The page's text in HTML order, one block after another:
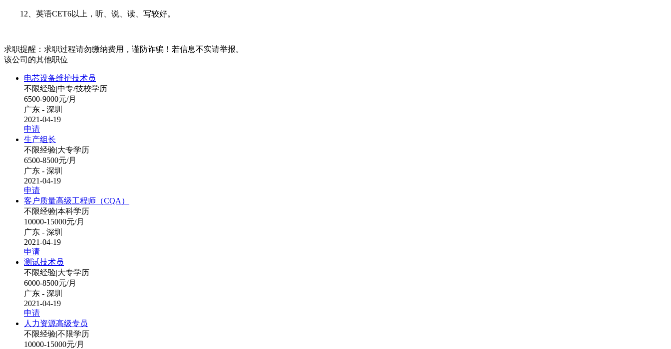
12、英语CET6以上，听、说、读、写较好。
求职提醒：求职过程请勿缴纳费用，谨防诈骗！若信息不实请举报。
该公司的其他职位
电芯设备维护技术员
不限经验|中专/技校学历
6500-9000元/月
广东 - 深圳
2021-04-19
申请
生产组长
不限经验|大专学历
6500-8500元/月
广东 - 深圳
2021-04-19
申请
客户质量高级工程师（CQA）
不限经验|本科学历
10000-15000元/月
广东 - 深圳
2021-04-19
申请
测试技术员
不限经验|大专学历
6000-8500元/月
广东 - 深圳
2021-04-19
申请
人力资源高级专员
不限经验|不限学历
10000-15000元/月